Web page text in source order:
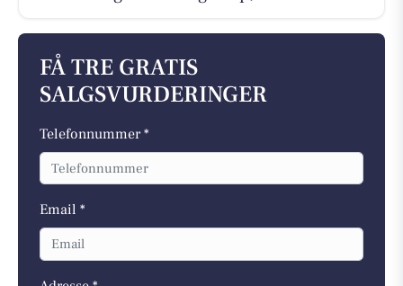
FÅ TRE GRATIS
SALGSVURDERINGER
Telefonnummer *
Email *